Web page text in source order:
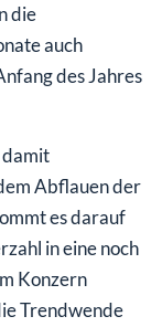
die
auch
des Jahres
damit
Abflauen der
es darauf
in eine noch
Konzern
Trendwende